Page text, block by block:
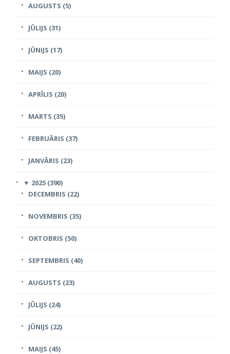
AUGUSTS (5)
JŪLIJS (31)
JŪNIJS (17)
MAIJS (20)
APRĪLIS (20)
MARTS (35)
FEBRUĀRIS (37)
JANVĀRIS (23)
▼ 2025 (390)
DECEMBRIS (22)
NOVEMBRIS (35)
OKTOBRIS (50)
SEPTEMBRIS (40)
AUGUSTS (23)
JŪLIJS (24)
JŪNIJS (22)
MAIJS (45)